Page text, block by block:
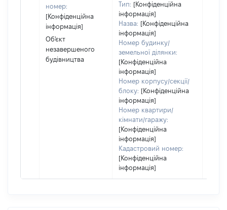
номер:
[Конфіденційна
інформація]
Об'єкт
незавершеного
будівництва
Тип: [Конфіденційна
інформація]
Назва: [Конфіденційна
інформація]
Номер будинку/
земельної ділянки:
[Конфіденційна
інформація]
Номер корпусу/секції/
блоку: [Конфіденційна
інформація]
Номер квартири/
кімнати/гаражу:
[Конфіденційна
інформація]
Кадастровий номер:
[Конфіденційна
інформація]